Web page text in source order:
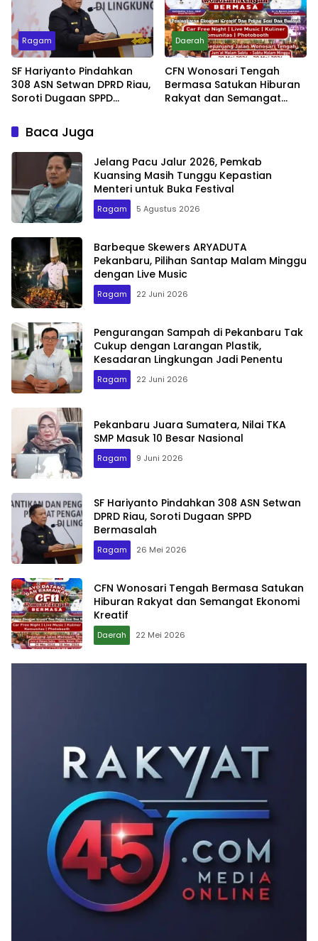
Ragam
SF Hariyanto Pindahkan
308 ASN Setwan DPRD Riau,
Soroti Dugaan SPPD
Daerah
CFN Wonosari Tengah
Bermasa Satukan Hiburan
Rakyat dan Semangat
Baca Juga
Jelang Pacu Jalur 2026, Pemkab
Kuansing Masih Tunggu Kepastian
Menteri untuk Buka Festival
Ragam 5 Agustus 2026
Barbeque Skewers ARYADUTA
Pekanbaru, Pilihan Santap Malam Minggu
dengan Live Music
Ragam 22 Juni 2026
Pengurangan Sampah di Pekanbaru Tak
Cukup dengan Larangan Plastik,
Kesadaran Lingkungan Jadi Penentu
Ragam 22 Juni 2026
Pekanbaru Juara Sumatera, Nilai TKA
SMP Masuk 10 Besar Nasional
Ragam 9 Juni 2026
SF Hariyanto Pindahkan 308 ASN Setwan
DPRD Riau, Soroti Dugaan SPPD
Bermasalah
Ragam 26 Mei 2026
CFN Wonosari Tengah Bermasa Satukan
Hiburan Rakyat dan Semangat Ekonomi
Kreatif
Daerah 22 Mei 2026